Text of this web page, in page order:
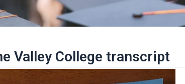
Valley College transcript